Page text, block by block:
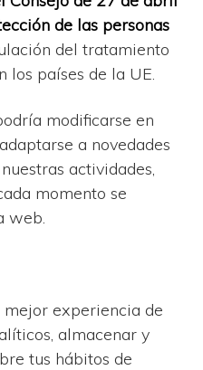
de las personas
del tratamiento
los países de la UE.
modificarse en
a novedades
actividades,
momento se
web.
experiencia de
almacenar y
tus hábitos de